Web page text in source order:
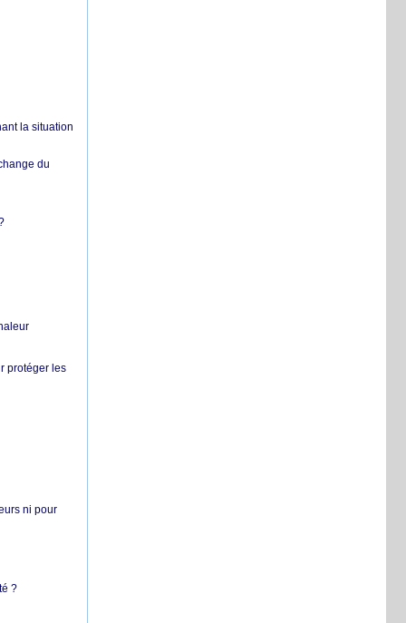
la situation
du
protéger les
ni pour
?